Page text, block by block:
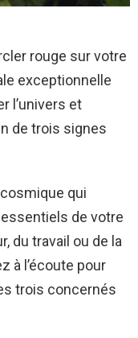
rouge sur votre
exceptionnelle
l’univers et
de trois signes
qui
de votre
du travail ou de la
à l’écoute pour
trois concernés